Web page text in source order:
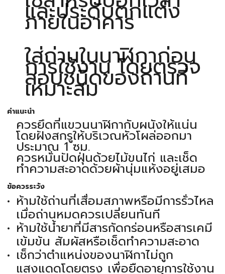
และประดับตกแต่ง
ภายในอาคาร
ใส่ถ่านในนาฬิกาก่อน
การใช้งาน โดยตรวจ
สอบชนิดของถ่านที่
เหมาะสม
คำแนะนำ
ควรยึดที่แขวนนาฬิกากับผนังให้แน่น
โดยฝังสกรูให้บริเวณหัวโผล่ออกมา
ประมาณ 1 ซม.
ควรหมั่นปัดฝุ่นด้วยไม้ขนไก่ และเช็ด
ทำความสะอาดด้วยผ้านุ่มแห้งอยู่เสมอ
ข้อควรระวัง
ห้ามใช้ถ่านที่เสื่อมสภาพหรือมีการรั่วไหล
เมื่อถ่านหมดควรเปลี่ยนทันที
ห้ามใช้น้ำยาที่มีสารกัดกร่อนหรือสารเคมี
เข้มข้น สัมผัสหรือเช็ดทำความสะอาด
เช็กว่าตำแหน่งของนาฬิกาไม่ถูก
แสงแดดโดยตรง เพื่อยืดอายุการใช้งาน